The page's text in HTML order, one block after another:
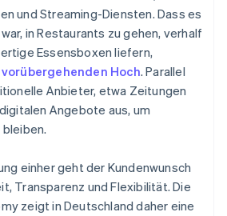
und Streaming-Diensten. Dass es
in Restaurants zu gehen, verhalf
Essensboxen liefern,
vorübergehenden Hoch. Parallel
Anbieter, etwa Zeitungen
Angebote aus, um
einher geht der Kundenwunsch
Transparenz und Flexibilität. Die
zeigt in Deutschland daher eine